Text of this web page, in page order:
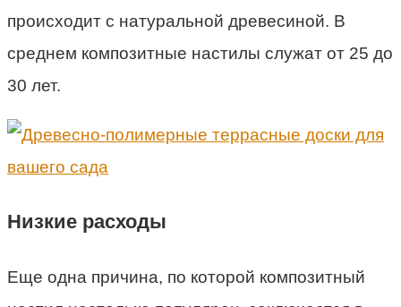
происходит с натуральной древесиной. В
среднем композитные настилы служат от 25 до
30 лет.
Низкие расходы
Еще одна причина, по которой композитный